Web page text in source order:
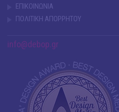
ΕΠΙΚΟΙΝΩΝΙΑ
ΠΟΛΙΤΙΚΗ ΑΠΟΡΡΗΤΟΥ
info@debop.gr